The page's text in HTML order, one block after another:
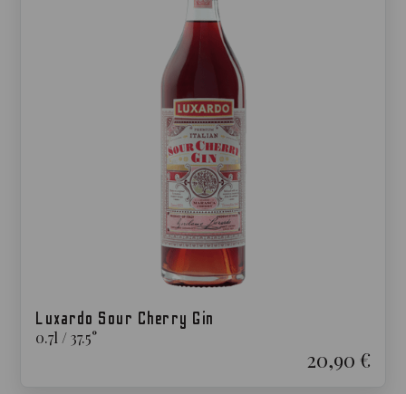
Luxardo Sour Cherry Gin
0.7l / 37.5°
20,90 €